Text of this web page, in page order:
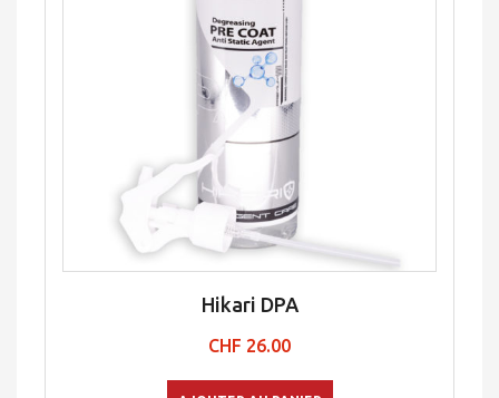
Hikari DPA
CHF 26.00